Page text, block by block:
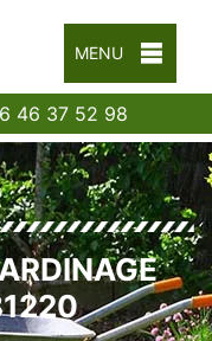
MENU
46 37 52 98